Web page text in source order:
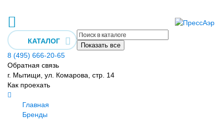
КАТАЛОГ
Показать все
8 (495) 666-20-65
Обратная связь
г. Мытищи, ул. Комарова, стр. 14
Как проехать
Главная
Бренды